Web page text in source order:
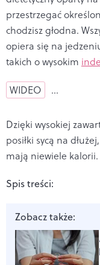
przestrzegać
chodzisz głodna.
opiera się na
takich o wysokim
WIDEO …
Dzięki wysokiej
posiłki sycą na
mają niewiele kalorii.
Spis treści:
Zobacz także: